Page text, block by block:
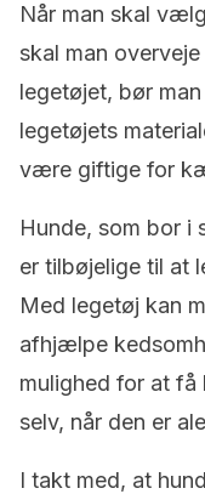
Når man skal
skal man
legetøjet, bør
legetøjets
være giftige for
Hunde, som bor i
er tilbøjelige til at
Med legetøj kan
afhjælpe
mulighed for at få
selv, når den er
I takt med, at